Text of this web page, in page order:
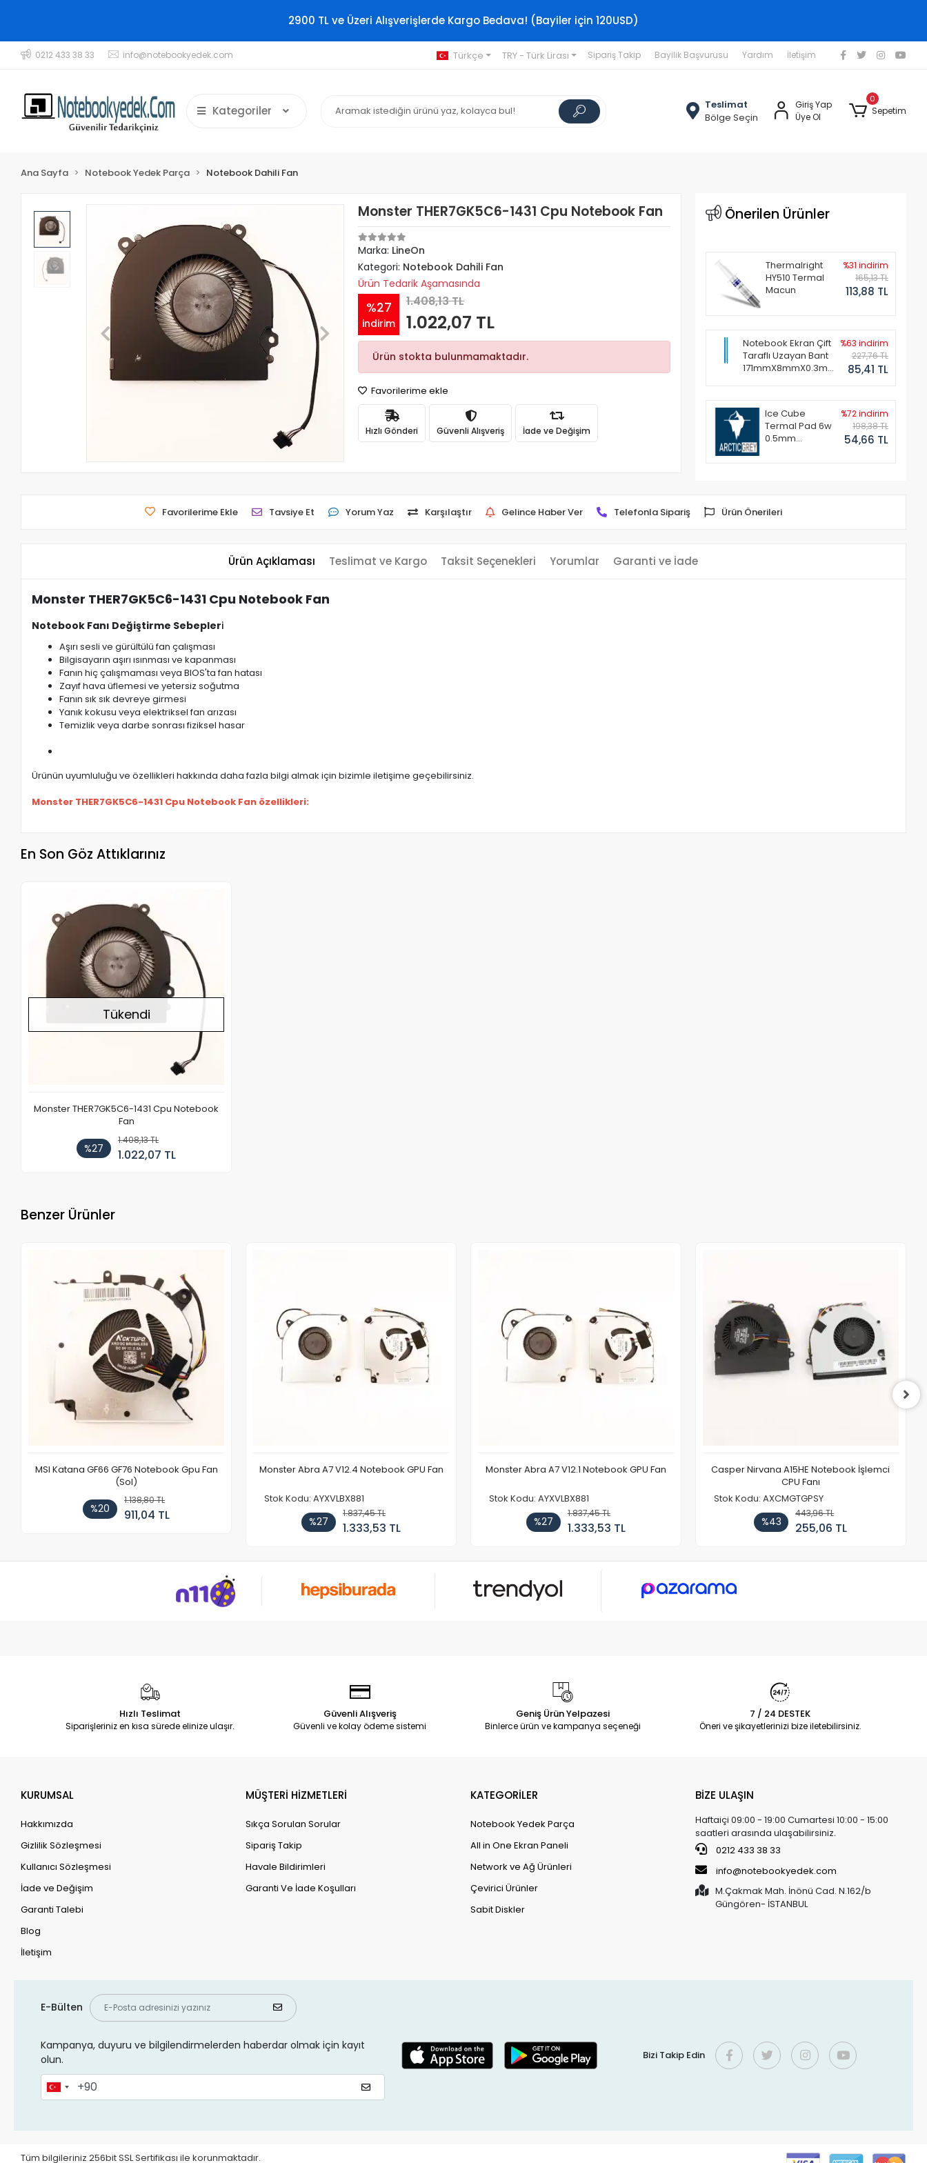
2900 TL ve Üzeri Alışverişlerde Kargo Bedava! (Bayiler için 120USD)
0212 433 38 33 info@notebookyedek.com Türkçe TRY - Türk Lirası Sipariş Takip Bayilik Başvurusu Yardım İletişim
Kategoriler
Teslimat
Bölge Seçin
Giriş Yap
Üye Ol
0
Sepetim
Ana Sayfa Notebook Yedek Parça Notebook Dahili Fan
Monster THER7GK5C6-1431 Cpu Notebook Fan
Marka: LineOn
Kategori: Notebook Dahili Fan
Ürün Tedarik Aşamasında
%27
indirim
1.408,13 TL
1.022,07 TL
Ürün stokta bulunmamaktadır.
Favorilerime ekle
Hızlı Gönderi Güvenli Alışveriş İade ve Değişim
Önerilen Ürünler
Thermalright
HY510 Termal
Macun
%31 indirim
165,13 TL
113,88 TL
Notebook Ekran Çift
Taraflı Uzayan Bant
171mmX8mmX0.3mm
%63 indirim
227,76 TL
85,41 TL
Ice Cube
Termal Pad 6w
0.5mm
%72 indirim
198,38 TL
54,66 TL
Favorilerime Ekle Tavsiye Et Yorum Yaz Karşılaştır Gelince Haber Ver Telefonla Sipariş Ürün Önerileri
Ürün Açıklaması Teslimat ve Kargo Taksit Seçenekleri Yorumlar Garanti ve İade
Monster THER7GK5C6-1431 Cpu Notebook Fan
Notebook Fanı Değiştirme Sebepleri
Aşırı sesli ve gürültülü fan çalışması
Bilgisayarın aşırı ısınması ve kapanması
Fanın hiç çalışmaması veya BIOS'ta fan hatası
Zayıf hava üflemesi ve yetersiz soğutma
Fanın sık sık devreye girmesi
Yanık kokusu veya elektriksel fan arızası
Temizlik veya darbe sonrası fiziksel hasar
Ürünün uyumluluğu ve özellikleri hakkında daha fazla bilgi almak için bizimle iletişime geçebilirsiniz.
Monster THER7GK5C6-1431 Cpu Notebook Fan özellikleri:
En Son Göz Attıklarınız
Tükendi
Monster THER7GK5C6-1431 Cpu Notebook
Fan
%27
1.408,13 TL
1.022,07 TL
Benzer Ürünler
MSI Katana GF66 GF76 Notebook Gpu Fan
(Sol)
%20
1.138,80 TL
911,04 TL
Monster Abra A7 V12.4 Notebook GPU Fan
Stok Kodu: AYXVLBX881
%27
1.837,45 TL
1.333,53 TL
Monster Abra A7 V12.1 Notebook GPU Fan
Stok Kodu: AYXVLBX881
%27
1.837,45 TL
1.333,53 TL
Casper Nirvana A15HE Notebook İşlemci
CPU Fanı
Stok Kodu: AXCMGTGPSY
%43
443,96 TL
255,06 TL
Hızlı Teslimat
Siparişleriniz en kısa sürede elinize ulaşır.
Güvenli Alışveriş
Güvenli ve kolay ödeme sistemi
Geniş Ürün Yelpazesi
Binlerce ürün ve kampanya seçeneği
7 / 24 DESTEK
Öneri ve şikayetlerinizi bize iletebilirsiniz.
KURUMSAL
Hakkımızda
Gizlilik Sözleşmesi
Kullanıcı Sözleşmesi
İade ve Değişim
Garanti Talebi
Blog
İletişim
MÜŞTERİ HİZMETLERİ
Sıkça Sorulan Sorular
Sipariş Takip
Havale Bildirimleri
Garanti Ve İade Koşulları
KATEGORİLER
Notebook Yedek Parça
All in One Ekran Paneli
Network ve Ağ Ürünleri
Çevirici Ürünler
Sabit Diskler
BİZE ULAŞIN
Haftaiçi 09:00 - 19:00 Cumartesi 10:00 - 15:00
saatleri arasında ulaşabilirsiniz.
0212 433 38 33
info@notebookyedek.com
M.Çakmak Mah. İnönü Cad. N.162/b
Güngören- İSTANBUL
E-Bülten
Kampanya, duyuru ve bilgilendirmelerden haberdar olmak için kayıt
olun.
Bizi Takip Edin
Tüm bilgileriniz 256bit SSL Sertifikası ile korunmaktadır.